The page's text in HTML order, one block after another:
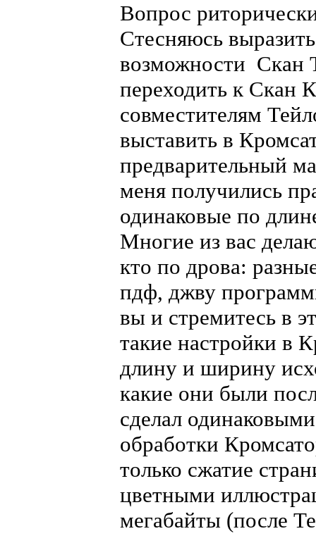
Вопрос
Стесняюсь
возможности Скан
переходить к Скан
совместителям
выставить в
предварительный
меня получились
одинаковые по
Многие из вас
кто по дрова:
пдф, джву
вы и стремитесь в
такие настройки в
длину и ширину
какие они были
сделал
обработки
только сжатие
цветными
мегабайты (после